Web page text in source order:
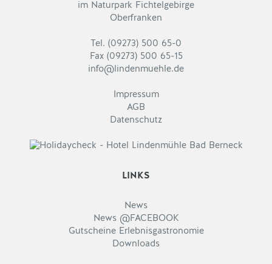
im Naturpark Fichtelgebirge
Oberfranken
Tel. (09273) 500 65-0
Fax (09273) 500 65-15
info@lindenmuehle.de
Impressum
AGB
Datenschutz
LINKS
News
News @FACEBOOK
Gutscheine Erlebnisgastronomie
Downloads